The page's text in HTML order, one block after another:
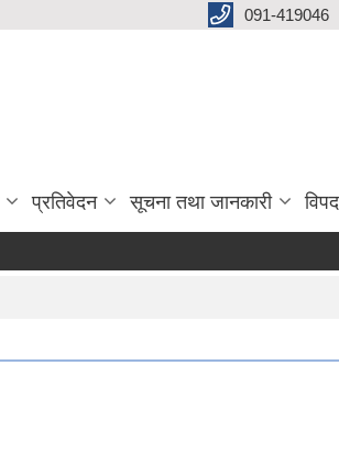
091-419046
प्रतिवेदन सूचना तथा जानकारी विपद